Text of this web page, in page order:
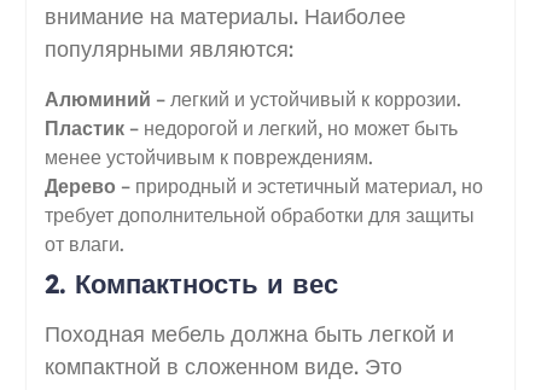
внимание на материалы. Наиболее
популярными являются:
Алюминий – легкий и устойчивый к коррозии.
Пластик– недорогой и легкий, но может быть
менее устойчивым к повреждениям.
Дерево – природный и эстетичный материал, но
требует дополнительной обработки для защиты
от влаги.
2. Компактность и вес
Походная мебель должна быть легкой и
компактной в сложенном виде. Это